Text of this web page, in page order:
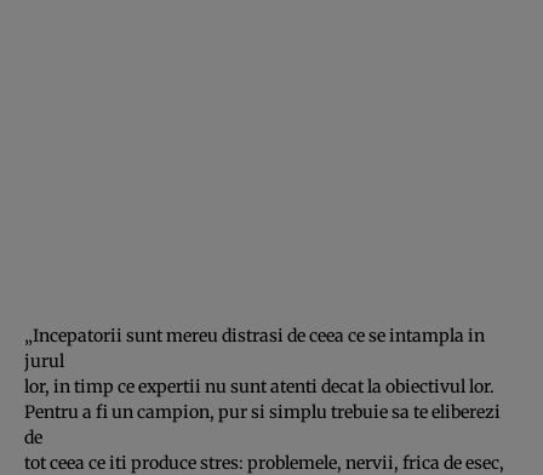
„Incepatorii sunt mereu distrasi de ceea ce se intampla in
jurul
lor, in timp ce expertii nu sunt atenti decat la obiectivul lor.
Pentru a fi un campion, pur si simplu trebuie sa te eliberezi
de
tot ceea ce iti produce stres: problemele, nervii, frica de esec,